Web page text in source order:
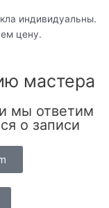
индивидуальны.
цену.
мастера
мы ответим
о записи